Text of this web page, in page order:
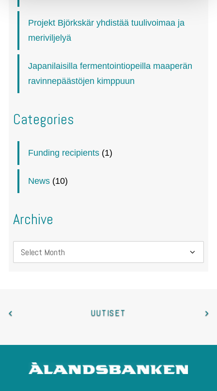
Projekt Björkskär yhdistää tuulivoimaa ja
meriviljelyä
Japanilaisilla fermentointiopeilla maaperän
ravinnepäästöjen kimppuun
Categories
Funding recipients (1)
News (10)
Archive
Archive
UUTISET